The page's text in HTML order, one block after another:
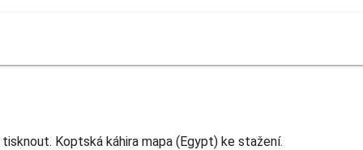
Koptská káhira mapa (Egypt) ke stažení.